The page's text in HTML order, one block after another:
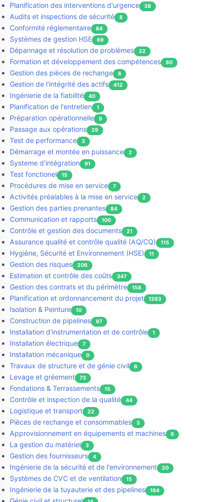
Planification des interventions d'urgence 38
Audits et inspections de sécurité 8
Conformité réglementaire 84
Systèmes de gestion HSE 69
Dépannage et résolution de problèmes 22
Formation et développement des compétences 80
Gestion des pièces de rechange 8
Gestion de l'intégrité des actifs 412
Ingénierie de la fiabilité 40
Planification de l'entretien 1
Préparation opérationnelle 9
Passage aux opérations 29
Test de performance 3
Démarrage et montée en puissance 2
Systeme d'intégration 91
Test fonctionel 15
Procédures de mise en service 7
Activités préalables à la mise en service 2
Gestion des parties prenantes 84
Communication et rapports 100
Contrôle et gestion des documents 21
Assurance qualité et contrôle qualité (AQ/CQ) 115
Hygiène, Sécurité et Environnement (HSE) 11
Gestion des risques 206
Estimation et contrôle des coûts 347
Gestion des contrats et du périmètre 158
Planification et ordonnancement du projet 1263
Isolation & Peinture 10
Construction de pipelines 97
Installation d'instrumentation et de contrôle 1
Installation électrique 7
Installation mécanique 0
Travaux de structure et de génie civil 6
Levage et gréement 73
Fondations & Terrassements 15
Contrôle et inspection de la qualité 44
Logistique et transport 22
Pièces de rechange et consommables 3
Approvisionnement en équipements et machines 6
La gestion du matériel 3
Gestion des fournisseurs 4
Ingénierie de la sécurité et de l'environnement 20
Systèmes de CVC et de ventilation 15
Ingénierie de la tuyauterie et des pipelines 164